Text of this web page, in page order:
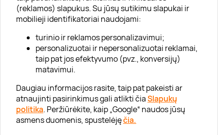
(reklamos) slapukus. Su jūsų sutikimu slapukai ir
mobilieji identifikatoriai naudojami:
turinio ir reklamos personalizavimui;
personalizuotai ir nepersonalizuotai reklamai,
taip pat jos efektyvumo (pvz., konversijų)
matavimui.
Daugiau informacijos rasite, taip pat pakeisti ar
atnaujinti pasirinkimus gali atlikti čiaSlapukų
politika. Peržiūrėkite, kaip „Google“ naudos jūsų
asmens duomenis, spustelėjęčia.
Karjera
Visi partneriai
Kontaktai
Tinklaraštis
Informacija